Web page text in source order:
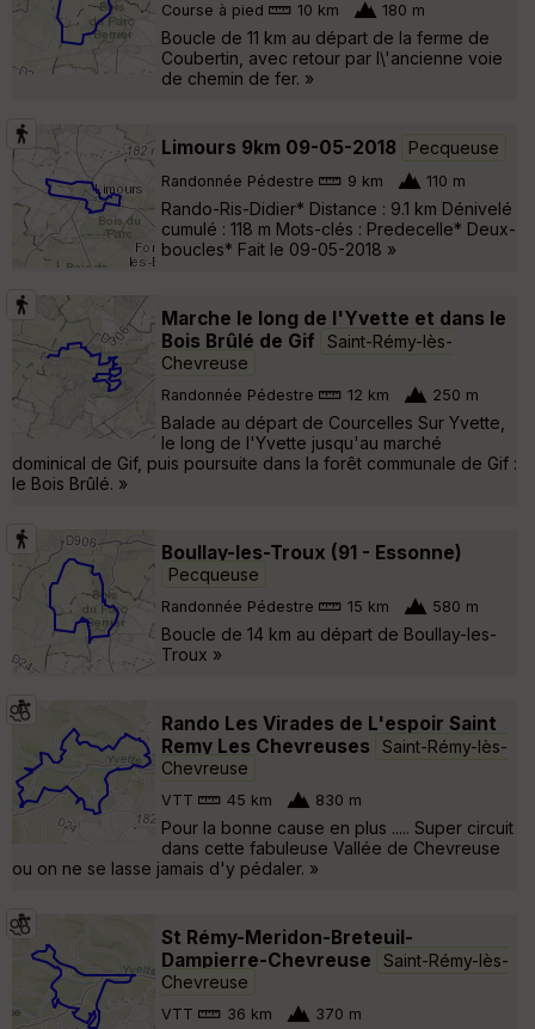
Course à pied 10 km 180 m
Boucle de 11 km au départ de la ferme de
Coubertin, avec retour par l\'ancienne voie
de chemin de fer. »
Limours 9km 09-05-2018 Pecqueuse
Randonnée Pédestre 9 km 110 m
Rando-Ris-Didier* Distance : 9.1 km Dénivelé
cumulé : 118 m Mots-clés : Predecelle* Deux-
boucles* Fait le 09-05-2018 »
Marche le long de l'Yvette et dans le
Bois Brûlé de Gif
Saint-Rémy-lès-
Chevreuse
Randonnée Pédestre 12 km 250 m
Balade au départ de Courcelles Sur Yvette,
le long de l'Yvette jusqu'au marché
dominical de Gif, puis poursuite dans la forêt communale de Gif :
le Bois Brûlé. »
Boullay-les-Troux (91 - Essonne)
Pecqueuse
Randonnée Pédestre 15 km 580 m
Boucle de 14 km au départ de Boullay-les-
Troux »
Rando Les Virades de L'espoir Saint
Remy Les Chevreuses
Saint-Rémy-lès-
Chevreuse
VTT 45 km 830 m
Pour la bonne cause en plus ..... Super circuit
dans cette fabuleuse Vallée de Chevreuse
ou on ne se lasse jamais d'y pédaler. »
St Rémy-Meridon-Breteuil-
Dampierre-Chevreuse
Saint-Rémy-lès-
Chevreuse
VTT 36 km 370 m